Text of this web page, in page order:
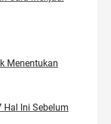
Menentukan
Hal Ini Sebelum